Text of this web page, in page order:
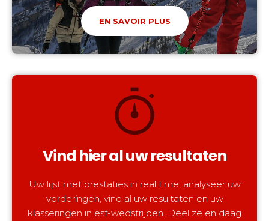
EN SAVOIR PLUS
Vind hier al uw resultaten
Uw lijst met prestaties in real time: analyseer uw
vorderingen, vind al uw resultaten en uw
klasseringen in esf-wedstrijden. Deel ze en daag